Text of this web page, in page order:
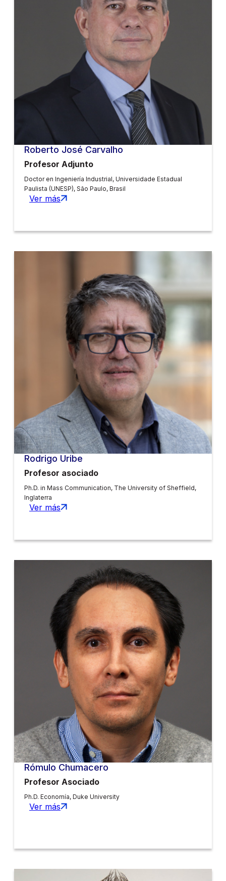
Roberto José Carvalho
Profesor Adjunto
Doctor en Ingeniería Industrial, Universidade Estadual
Paulista (UNESP), São Paulo, Brasil
Ver más
Rodrigo Uribe
Profesor asociado
Ph.D. in Mass Communication, The University of Sheffield,
Inglaterra
Ver más
Rómulo Chumacero
Profesor Asociado
Ph.D. Economía, Duke University
Ver más